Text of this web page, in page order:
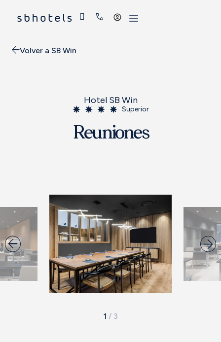
Acceder
Volver a SB Win
Hotel SB Win
Superior
Reuniones
1 / 3